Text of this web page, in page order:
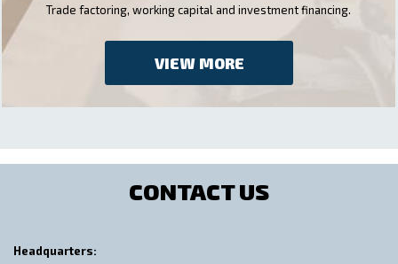
Trade factoring, working capital and investment financing.
VIEW MORE
CONTACT US
Headquarters: